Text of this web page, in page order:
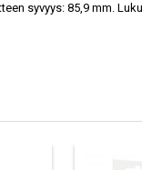
syvyys: 85,9 mm.